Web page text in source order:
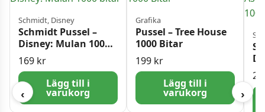
‹
Schmidt, Disney
Schmidt Pussel –
Disney: Mulan 1000
bitar
169 kr
Lägg till i
varukorg
Grafika
Pussel – Tree House
1000 Bitar
199 kr
Lägg till i
varukorg
›